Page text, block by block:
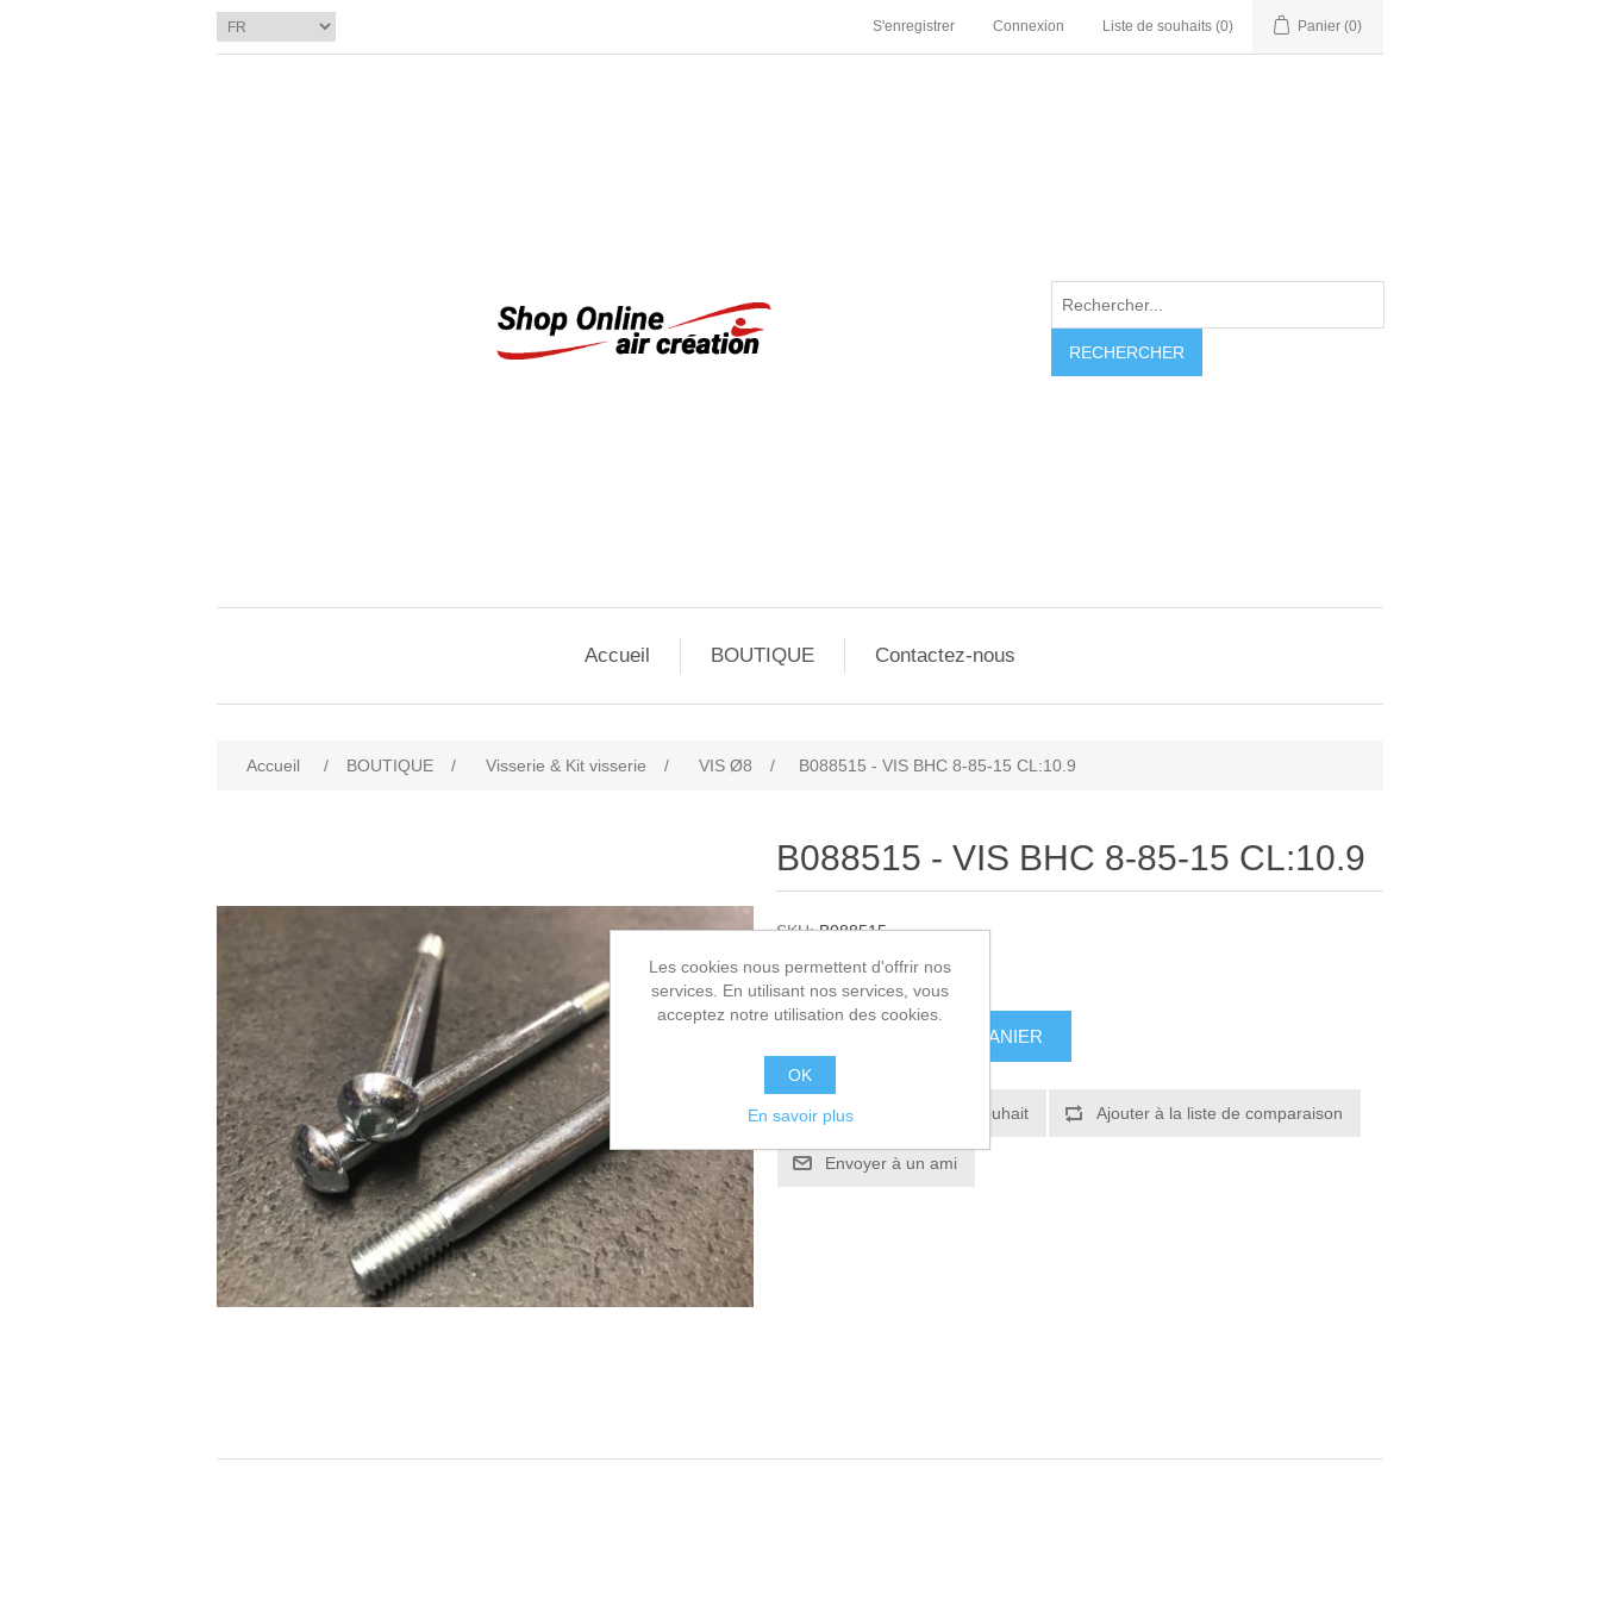
S'enregistrer Connexion Liste de souhaits (0) Panier (0)
RECHERCHER
Accueil BOUTIQUE Contactez-nous
Accueil / BOUTIQUE / Visserie & Kit visserie / VIS Ø8 / B088515 - VIS BHC 8-85-15 CL:10.9
B088515 - VIS BHC 8-85-15 CL:10.9
SKU: B088515
8,20€ HT
AJOUTER AU PANIER
Ajouter à la liste de souhait Ajouter à la liste de comparaison
Envoyer à un ami
Les cookies nous permettent d'offrir nos
services. En utilisant nos services, vous
acceptez notre utilisation des cookies.
OK
En savoir plus